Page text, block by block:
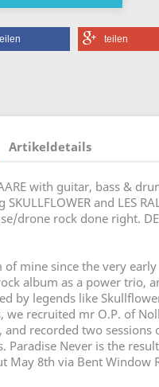
teilen
Artikeldetails
with guitar, bass &
and LES
drone rock done right.
of mine since the very
album as a power trio,
by legends like
we recruited mr O.P. of
recorded two sessions
Paradise Never is the
May 8th via Bent Window